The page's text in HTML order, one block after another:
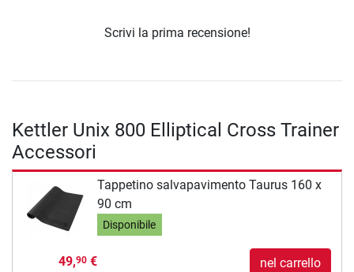
Scrivi la prima recensione!
Kettler Unix 800 Elliptical Cross Trainer
Accessori
Tappetino salvapavimento Taurus 160 x
90 cm
Disponibile
49,90€ nel carrello